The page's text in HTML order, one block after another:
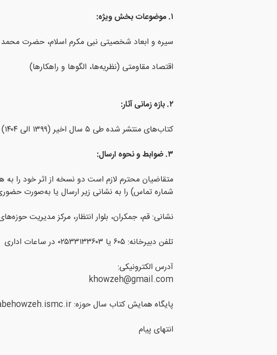
۱. موضوعات بخش ویژه:
سیره و ابعاد شخصیتی نبی مکرم اسلام، حضرت
اقتصاد مقاومتی (نظریه‌ها، الگوها و راهکارها)
۲. بازه زمانی آثار:
کتاب‌های منتشر شده طی ۵ سال اخیر (۱۳۹۹ الی ۱۴۰۴) مشمول شرکت در این فراخوان می‌باشند.
۳. ضوابط و نحوه ارسال:
متقاضیان محترم لازم است دو نسخه از اثر خود را
شماره تماس) را به نشانی زیر ارسال یا به‌صورت
نشانی: قم، جمکران، بلوار انتظار، مرکز مدیریت
تلفن دبیرخانه: ۶۰۵ یا ۰۲۵۳۳۱۳۳۶۰۳ در ساعات اداری
آدرس الکترونیکی:
khowzeh@gmail.com
پایگاه همایش کتاب سال حوزه: https://ketabehowzeh.ismc.ir
انتهای پیام